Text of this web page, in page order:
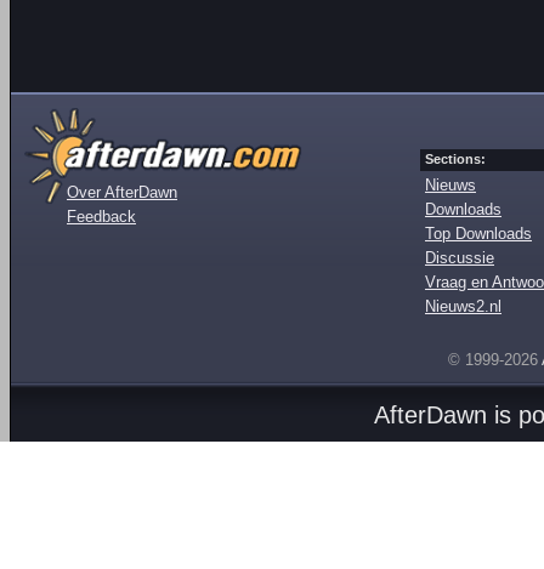
Over AfterDawn
Feedback
Sections:
Nieuws
Downloads
Top Downloads
Discussie
Vraag en
Nieuws2.nl
© 1999-2026
AfterDawn is